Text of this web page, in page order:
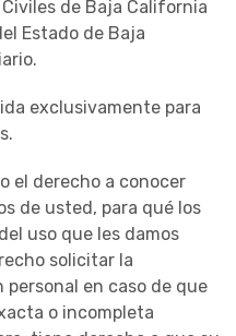
de Baja California
Estado de Baja
exclusivamente para
el derecho a conocer
de usted, para qué los
uso que les damos
solicitar la
en caso de que
o incompleta